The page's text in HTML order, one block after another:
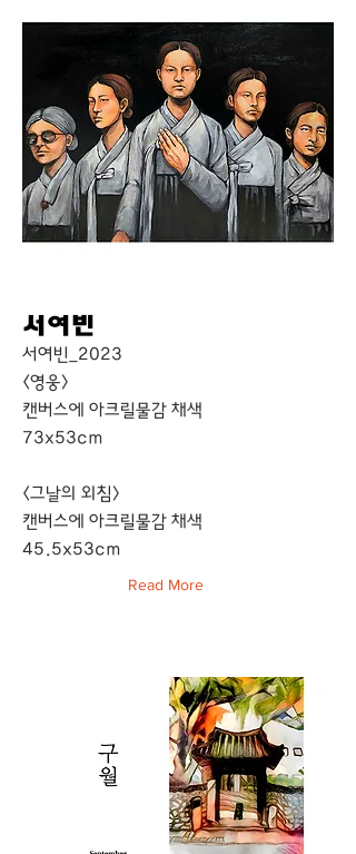
서여빈
서여빈_2023
<영웅>
캔버스에 아크릴물감 채색
73x53cm
<그날의 외침>
캔버스에 아크릴물감 채색
45.5x53cm
Read More